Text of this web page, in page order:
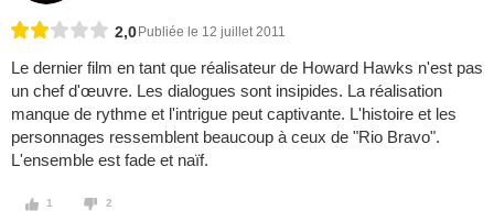
2,0 Publiée le 12 juillet 2011
Le dernier film en tant que réalisateur de Howard Hawks n'est pas
un chef d'œuvre. Les dialogues sont insipides. La réalisation
manque de rythme et l'intrigue peut captivante. L'histoire et les
personnages ressemblent beaucoup à ceux de "Rio Bravo".
L'ensemble est fade et naïf.
1 2